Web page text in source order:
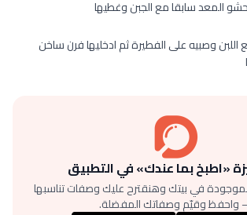
المعد سابقا مع الجبن وغطيها
وصبيه على الفطيرة ثم ادخليها فرن ساخن
«اطبخ بما عندك» في التطبيق
في بيتك وهنقترح عليك وصفات تناسبها
وقيّم وصفاتك المفضلة.